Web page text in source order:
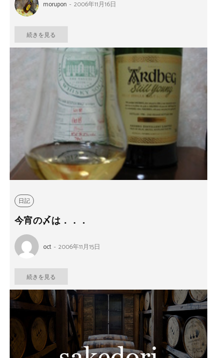
morupon - 2006年11月16日
続きを見る
日記
今宵の〆は．．．
oct - 2006年11月15日
続きを見る